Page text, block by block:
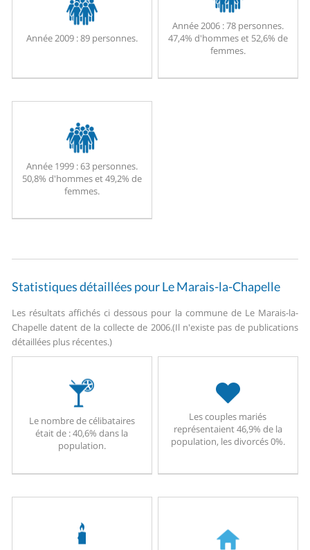
Année 2009 :89 personnes.
Année 2006 :78 personnes.
47,4% d'hommes et 52,6% de
femmes.
Année 1999 :63 personnes.
50,8% d'hommes et 49,2% de
femmes.
Statistiques détaillées pour Le Marais-la-Chapelle
Les résultats affichés ci dessous pour la commune de Le Marais-la-
Chapelle datent de la collecte de 2006.(Il n'existe pas de publications
détaillées plus récentes.)
Le nombre de célibataires
était de : 40,6% dans la
population.
Les couples mariés
représentaient 46,9% de la
population, les divorcés 0%.